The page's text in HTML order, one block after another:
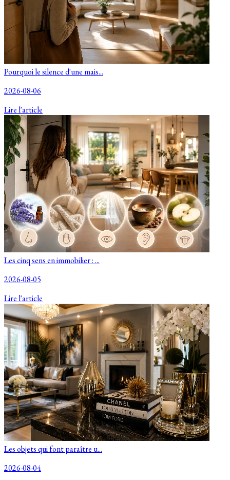
Pourquoi le silence d'une mais...
2026-08-06
Lire l'article
Les cinq sens en immobilier : ...
2026-08-05
Lire l'article
Les objets qui font paraître u...
2026-08-04